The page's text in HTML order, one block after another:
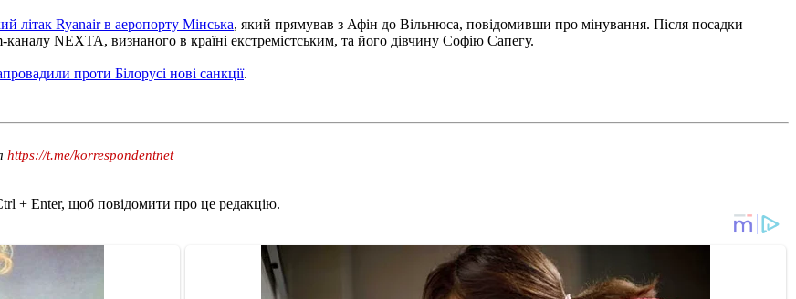
літак Ryanair в аеропорту Мінська, який прямував з Афін до Вільнюса, повідомивши про мінування. Після посадки
NEXTA, визнаного в країні екстремістським, та його дівчину Софію Сапегу.
проти Білорусі нові санкції.
https://t.me/korrespondentnet
+ Enter, щоб повідомити про це редакцію.